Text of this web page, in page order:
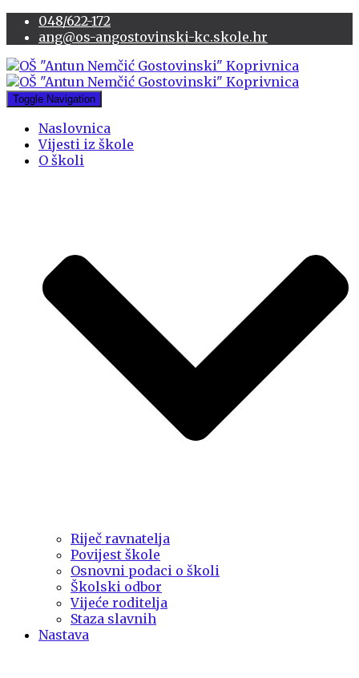
048/622-172
ang@os-angostovinski-kc.skole.hr
Toggle Navigation
Naslovnica
Vijesti iz škole
O školi
Riječ ravnatelja
Povijest škole
Osnovni podaci o školi
Školski odbor
Vijeće roditelja
Staza slavnih
Nastava